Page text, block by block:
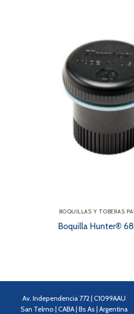
BOQUILLAS Y TOBERAS
Boquilla Hunter®
Av. Independencia 772 | C1099AAU
San Telmo | CABA | Bs As | Argentina